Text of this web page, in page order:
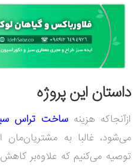
داستان این پروژه
ازآنجاکه هزینهساخت تراس
می‌شود، غالبا به مشتریان‌مان
توصیه می‌کنیم که علاوه‌بر